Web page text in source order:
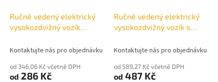
Ručně vedený elektrický
vysokozdvižný vozík
Kontaktujte nás pro objednávku
od 346,06 Kč včetně DPH
od 286 Kč
Ručně vedený elektrický
vysokozdvižný vozík s
Kontaktujte nás pro objednávku
od 589,27 Kč včetně DPH
od 487 Kč